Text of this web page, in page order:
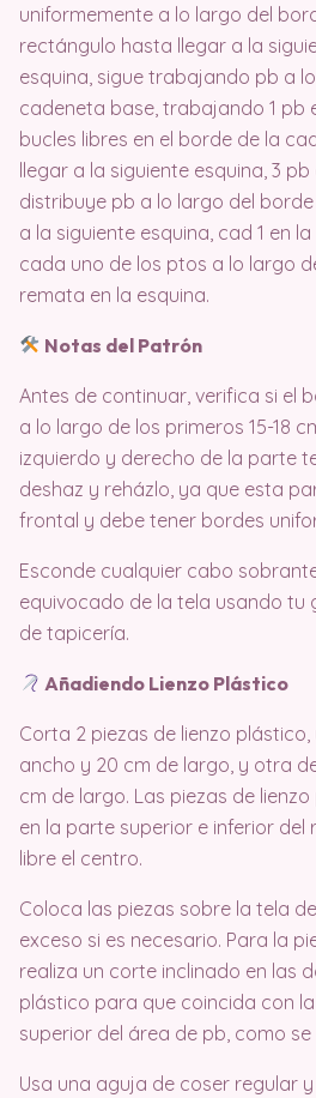
uniformemente a lo largo del
rectángulo hasta llegar a la
esquina, sigue trabajando pb a
cadeneta base, trabajando 1 pb
bucles libres en el borde de la
llegar a la siguiente esquina, 3
distribuye pb a lo largo del
a la siguiente esquina, cad 1 en
cada uno de los ptos a lo largo
remata en la esquina.
Notas del Patrón
Antes de continuar, verifica si el
a lo largo de los primeros 15-18
izquierdo y derecho de la parte
deshaz y reházlo, ya que esta
frontal y debe tener bordes
Esconde cualquier cabo
equivocado de la tela usando tu
de tapicería.
Añadiendo Lienzo Plástico
Corta 2 piezas de lienzo plástico,
ancho y 20 cm de largo, y otra
cm de largo. Las piezas de
en la parte superior e inferior del
libre el centro.
Coloca las piezas sobre la tela
exceso si es necesario. Para la
realiza un corte inclinado en las
plástico para que coincida con
superior del área de pb, como
Usa una aguja de coser regular